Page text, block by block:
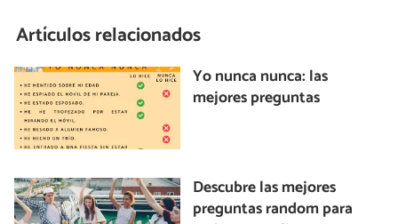
Artículos relacionados
Yo nunca nunca: las
mejores preguntas
Descubre las mejores
preguntas random para